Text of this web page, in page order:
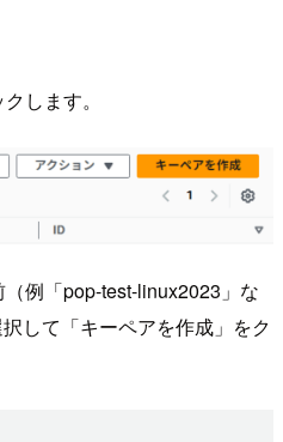
します。
例「pop-test-linux2023」な
して「キーペアを作成」をク